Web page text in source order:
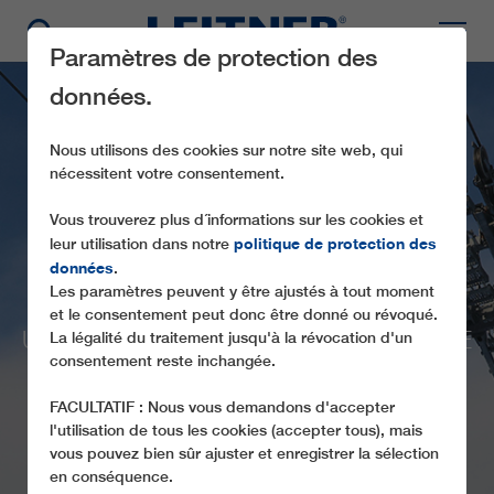
GD10 EICHENHOF I
UN VENT DE MODERNISATION SOUFFLE
SUR EICHENHOF
Paramètres de protection des
données.
Nous utilisons des cookies sur notre site web, qui
nécessitent votre consentement.
Vous trouverez plus d´informations sur les cookies et
leur utilisation dans notre politique de protection des
données.
Les paramètres peuvent y être ajustés à tout moment
et le consentement peut donc être donné ou révoqué.
La légalité du traitement jusqu'à la révocation d'un
consentement reste inchangée.
FACULTATIF : Nous vous demandons d'accepter
l'utilisation de tous les cookies (accepter tous), mais
vous pouvez bien sûr ajuster et enregistrer la sélection
en conséquence.